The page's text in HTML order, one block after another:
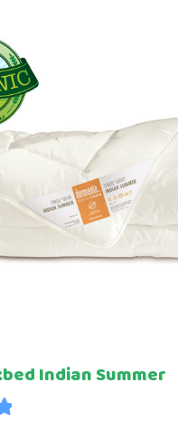
Indian Summer